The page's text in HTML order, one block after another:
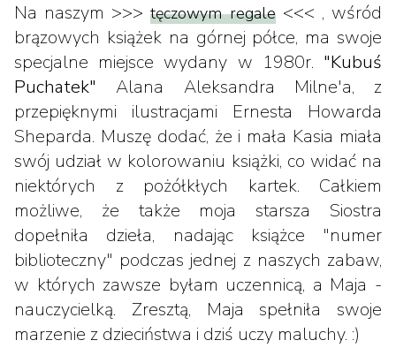
Na naszym >>> tęczowym regale<<< , wśród
brązowych książek na górnej półce, ma swoje
specjalne miejsce wydany w 1980r. "Kubuś
Puchatek" Alana Aleksandra Milne'a, z
przepięknymi ilustracjami Ernesta Howarda
Sheparda. Muszę dodać, że i mała Kasia miała
swój udział w kolorowaniu książki, co widać na
niektórych z pożółkłych kartek. Całkiem
możliwe, że także moja starsza Siostra
dopełniła dzieła, nadając książce "numer
biblioteczny" podczas jednej z naszych zabaw,
w których zawsze byłam uczennicą, a Maja -
nauczycielką. Zresztą, Maja spełniła swoje
marzenie z dzieciństwa i dziś uczy maluchy. :)